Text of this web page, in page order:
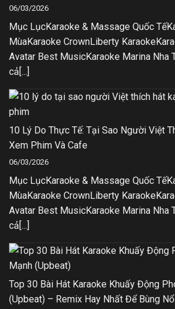
06/03/2026
Mục LụcKaraoke & Massage Quốc
MùaKaraoke CrownLiberty
Avatar Best MusicKaraoke Marina Nha
cả[...]
10 Lý Do Thực Tế: Tại Sao Người Việt
Xem Phim Và Cafe
06/03/2026
Mục LụcKaraoke & Massage Quốc
MùaKaraoke CrownLiberty
Avatar Best MusicKaraoke Marina Nha
cả[...]
Top 30 Bài Hát Karaoke Khuấy Động
(Upbeat) – Remix Hay Nhất Để Bùng